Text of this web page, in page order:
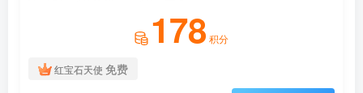
178 积分
红宝石天使 免费